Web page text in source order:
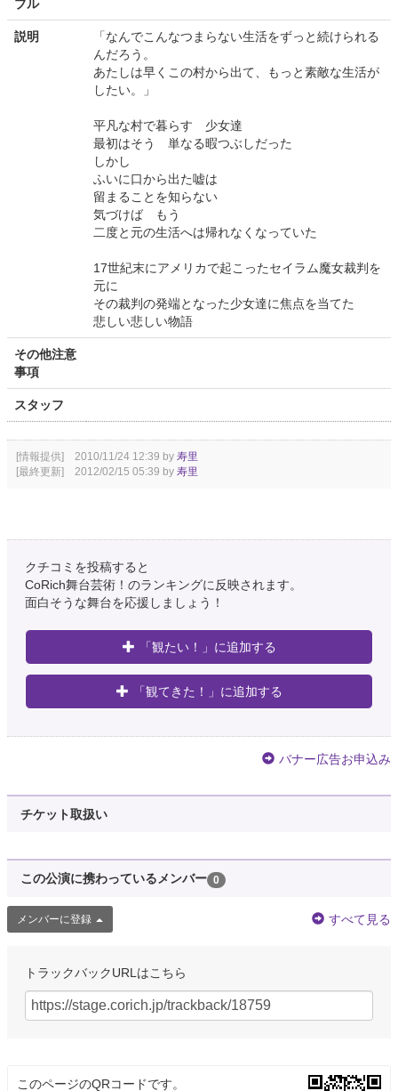
ブル
説明
「なんでこんなつまらない生活をずっと続けられる
んだろう。
あたしは早くこの村から出て、もっと素敵な生活が
したい。」
平凡な村で暮らす 少女達
最初はそう 単なる暇つぶしだった
しかし
ふいに口から出た嘘は
留まることを知らない
気づけば もう
二度と元の生活へは帰れなくなっていた
17世紀末にアメリカで起こったセイラム魔女裁判を
元に
その裁判の発端となった少女達に焦点を当てた
悲しい悲しい物語
その他注意
事項
スタッフ
[情報提供] 2010/11/24 12:39 by 寿里
[最終更新] 2012/02/15 05:39 by 寿里
クチコミを投稿すると
CoRich舞台芸術！のランキングに反映されます。
面白そうな舞台を応援しましょう！
「観たい！」に追加する
「観てきた！」に追加する
バナー広告お申込み
チケット取扱い
この公演に携わっているメンバー 0
メンバーに登録 すべて見る
トラックバックURLはこちら
このページのQRコードです。